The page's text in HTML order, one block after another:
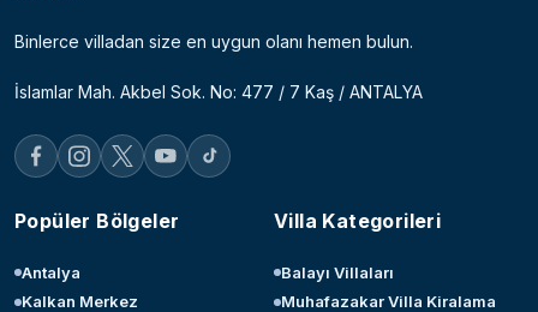
Binlerce villadan size en uygun olanı hemen bulun.
İslamlar Mah. Akbel Sok. No: 477 / 7 Kaş / ANTALYA
Popüler Bölgeler
Antalya
Kalkan Merkez
Villa Kategorileri
Balayı Villaları
Muhafazakar Villa Kiralama